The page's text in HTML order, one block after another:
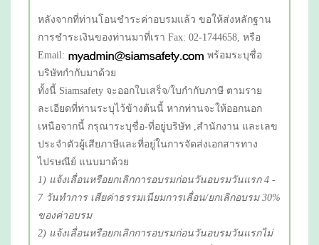
หลังจากที่ท่านโอนชำระค่าอบรมแล้ว ขอให้ส่งหลักฐาน
การชำระเงินของท่านมาที่เรา Fax: 02-1744658, หรือ
Email:
พร้อมระบุชื่อ
บริษัทกำกับมาด้วย
ทั้งนี้ Siamsafety จะออกใบเสร็จ/ใบกำกับภาษี ตามราย
ละเอียดที่ท่านระบุไว้ข้างต้นนี้ หากท่านจะให้ออกนอก
เหนือจากนี้ กรุณาระบุชื่อ-ที่อยู่บริษัท ,สำนักงาน และเลข
ประจำตัวผู้เสียภาษีและที่อยู่ในการจัดส่งเอกสารทาง
ไปรษณีย์ แนบมาด้วย
1) แจ้งเลื่อนหรือยกเลิกการอบรมก่อนวันอบรมวันแรก 4 -
7 วันทำการ เสียค่าธรรมเนียมการเลื่อน/ยกเลิกอบรม 30%
ของค่าอบรม
2) แจ้งเลื่อนหรือยกเลิกการอบรมก่อนวันอบรมวันแรกไม่